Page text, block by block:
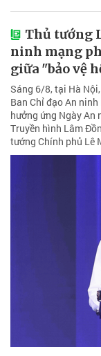
Thủ tướng
ninh mạng
giữa "bảo vệ
Sáng 6/8, tại Hà
Ban Chỉ đạo An
hưởng ứng Ngày An
Truyền hình Lâm
tướng Chính phủ Lê